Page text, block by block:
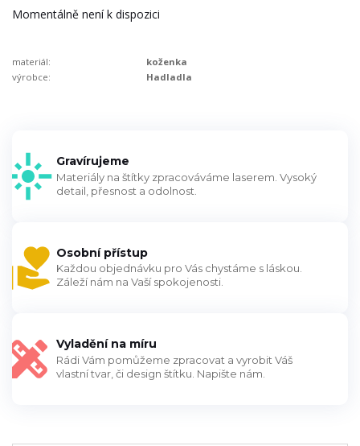
Momentálně není k dispozici
materiál:
koženka
výrobce:
Hadladla
Gravírujeme
Materiály na štítky zpracováváme laserem. Vysoký
detail, přesnost a odolnost.
Osobní přístup
Každou objednávku pro Vás chystáme s láskou.
Záleží nám na Vaší spokojenosti.
Vyladění na míru
Rádi Vám pomůžeme zpracovat a vyrobit Váš
vlastní tvar, či design štítku. Napište nám.